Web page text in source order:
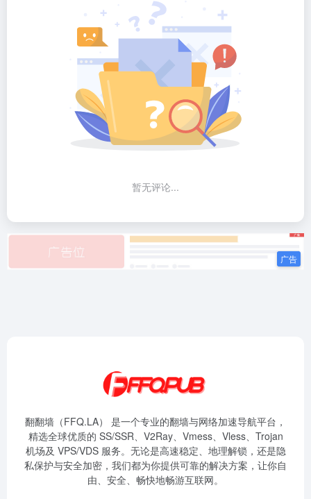
暂无评论...
翻翻墙（FFQ.LA） 是一个专业的翻墙与网络加速导航平台，
精选全球优质的 SS/SSR、V2Ray、Vmess、Vless、Trojan
机场及 VPS/VDS 服务。无论是高速稳定、地理解锁，还是隐
私保护与安全加密，我们都为你提供可靠的解决方案，让你自
由、安全、畅快地畅游互联网。